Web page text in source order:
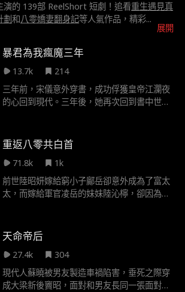
展開
演的 139部 ReelShort 短劇！追看重生遇見真
劃和八零嬌妻翻身記等人氣作品，精彩...
暴君為我瘋魔三年
13.7k
214
三年前，宋儀意外穿書，成功俘獲皇帝江瀾夜
的心回到現代。三年後，她再次回到書中世
邊，欲將黑化暴君改造為仁君。她自以為隱藏
完好，殊不知，早已落入那雙深情眼瞳的注視
之中……
重返八零共白首
71.8k
1k
前世陸昭妍嫁給窮小子鄺岳卻意外成為了富太
太，而嫁給軍官凌岳的妹妹陸沁檸，卻因為新
擇搶走鄺岳，卻不知道，同樣重生的陸昭妍，
阻止了凌岳的死亡，過得更好…
天命帝后
27.4k
304
現代人蘇曉被男友製造車禍陷害，垂死之際穿
成大梁新後竇昭，面對和男友長同一張面對的